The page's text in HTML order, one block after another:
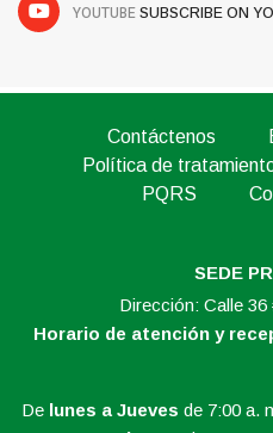
YOUTUBE SUBSCRIBE ON
Contáctenos
Política de
PQRS
SEDE
Dirección: Calle
Horario de atención y
De lunes a Jueves de 7:00 a.